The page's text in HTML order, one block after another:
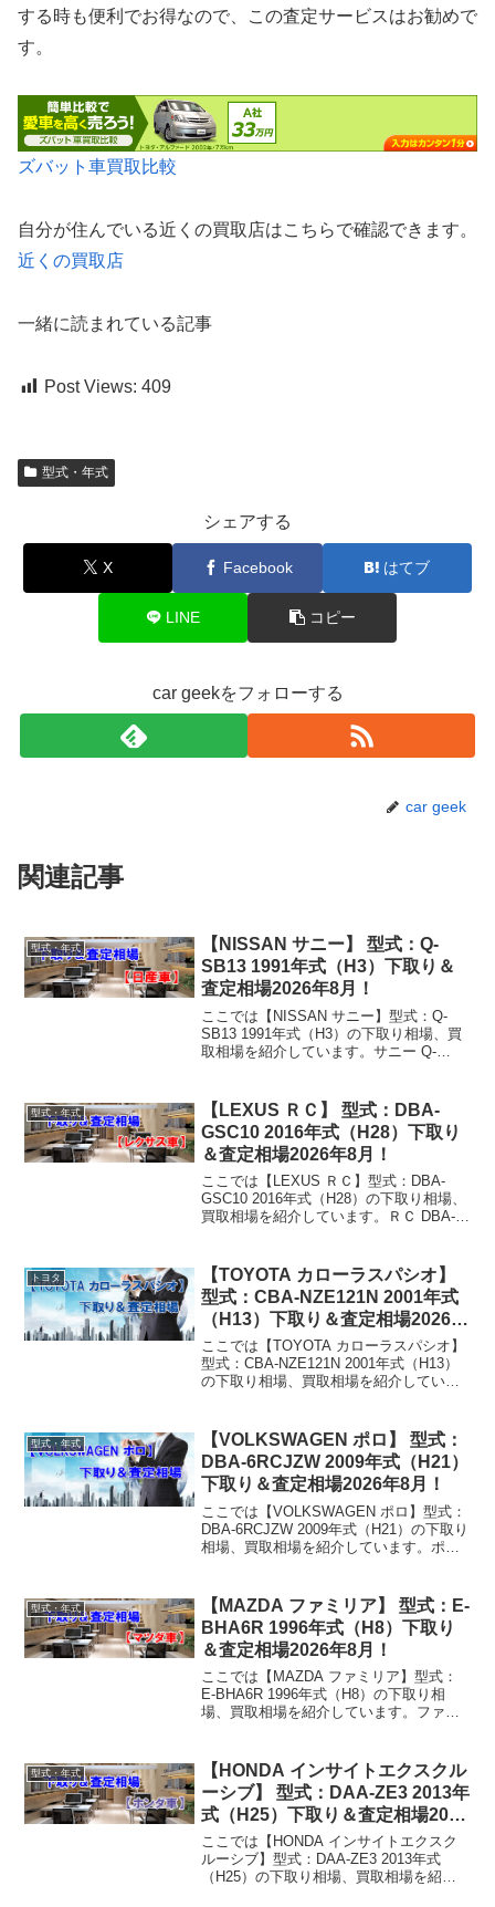
する時も便利でお得なので、この査定サービスはお勧めで
す。
ズバット車買取比較
自分が住んでいる近くの買取店はこちらで確認できます。
近くの買取店
一緒に読まれている記事
Post Views: 409
型式・年式
シェアする
X Facebook はてブ
LINE コピー
car geekをフォローする
car geek
関連記事
型式・年式
【NISSAN サニー】 型式：Q-
SB13 1991年式（H3）下取り＆
査定相場2026年8月！
ここでは【NISSAN サニー】型式：Q-
SB13 1991年式（H3）の下取り相場、買
取相場を紹介しています。サニー Q-
買取り相場：マイナス1万円～11...
型式・年式
【LEXUS ＲＣ】 型式：DBA-
GSC10 2016年式（H28）下取り
＆査定相場2026年8月！
ここでは【LEXUS ＲＣ】型式：DBA-
GSC10 2016年式（H28）の下取り相場、
買取相場を紹介しています。ＲＣ DBA-
万円買取り相場：マイナ...
トヨタ
【TOYOTA カローラスパシオ】
型式：CBA-NZE121N 2001年式
（H13）下取り＆査定相場2026年
8月！
ここでは【TOYOTA カローラスパシオ】
型式：CBA-NZE121N 2001年式（H13）
の下取り相場、買取相場を紹介していま
下取り相場：マイナス1...
型式・年式
【VOLKSWAGEN ポロ】 型式：
DBA-6RCJZW 2009年式（H21）
下取り＆査定相場2026年8月！
ここでは【VOLKSWAGEN ポロ】型式：
DBA-6RCJZW 2009年式（H21）の下取り
相場、買取相場を紹介しています。ポロ
～174万円買取...
型式・年式
【MAZDA ファミリア】 型式：E-
BHA6R 1996年式（H8）下取り
＆査定相場2026年8月！
ここでは【MAZDA ファミリア】型式：
E-BHA6R 1996年式（H8）の下取り相
場、買取相場を紹介しています。ファミ
～2万円買取り相場：マイナス1...
型式・年式
【HONDA インサイトエクスクル
ーシブ】 型式：DAA-ZE3 2013年
式（H25）下取り＆査定相場2026
年8月！
ここでは【HONDA インサイトエクスク
ルーシブ】型式：DAA-ZE3 2013年式
（H25）の下取り相場、買取相場を紹介